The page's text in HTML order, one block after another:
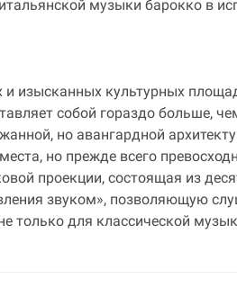
музыки барокко в
изысканных культурных
собой гораздо больше,
но авангардной
но прежде всего
проекции, состоящая из
звуком», позволяющую
только для классической